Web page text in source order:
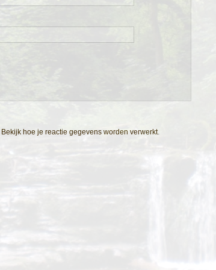
Bekijk hoe je reactie gegevens worden verwerkt.